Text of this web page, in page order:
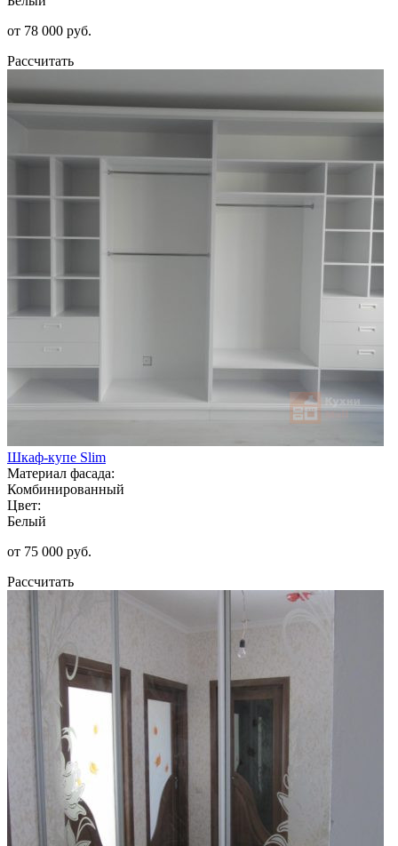
от 78 000 руб.
Рассчитать
Шкаф-купе Slim
Материал фасада:
Комбинированный
Цвет:
Белый
от 75 000 руб.
Рассчитать